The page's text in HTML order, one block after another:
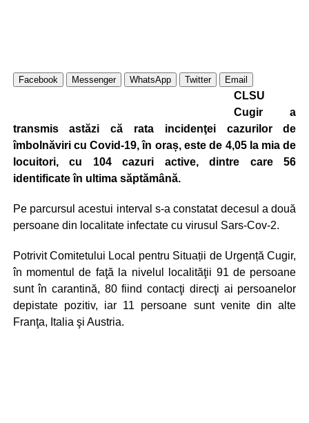
Facebook Messenger WhatsApp Twitter Email
CLSU
Cugir a
transmis astăzi că rata incidenţei cazurilor de
îmbolnăviri cu Covid-19, în oraș, este de 4,05 la mia de
locuitori, cu 104 cazuri active, dintre care 56
identificate în ultima săptămână.
Pe parcursul acestui interval s-a constatat decesul a două
persoane din localitate infectate cu virusul Sars-Cov-2.
Potrivit Comitetului Local pentru Situații de Urgență Cugir,
în momentul de faţă la nivelul localităţii 91 de persoane
sunt în carantină, 80 fiind contacţi direcţi ai persoanelor
depistate pozitiv, iar 11 persoane sunt venite din alte
Franţa, Italia şi Austria.